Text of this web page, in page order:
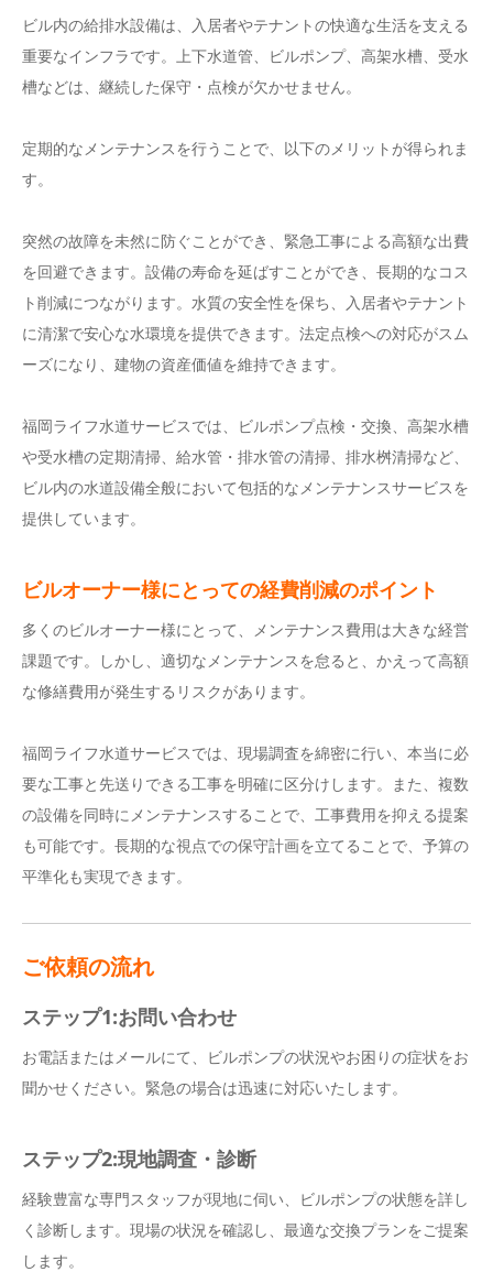
ビル内の給排水設備は、入居者やテナントの快適な生活を支える
重要なインフラです。上下水道管、ビルポンプ、高架水槽、受水
槽などは、継続した保守・点検が欠かせません。
定期的なメンテナンスを行うことで、以下のメリットが得られま
す。
突然の故障を未然に防ぐことができ、緊急工事による高額な出費
を回避できます。設備の寿命を延ばすことができ、長期的なコス
ト削減につながります。水質の安全性を保ち、入居者やテナント
に清潔で安心な水環境を提供できます。法定点検への対応がスム
ーズになり、建物の資産価値を維持できます。
福岡ライフ水道サービスでは、ビルポンプ点検・交換、高架水槽
や受水槽の定期清掃、給水管・排水管の清掃、排水桝清掃など、
ビル内の水道設備全般において包括的なメンテナンスサービスを
提供しています。
ビルオーナー様にとっての経費削減のポイント
多くのビルオーナー様にとって、メンテナンス費用は大きな経営
課題です。しかし、適切なメンテナンスを怠ると、かえって高額
な修繕費用が発生するリスクがあります。
福岡ライフ水道サービスでは、現場調査を綿密に行い、本当に必
要な工事と先送りできる工事を明確に区分けします。また、複数
の設備を同時にメンテナンスすることで、工事費用を抑える提案
も可能です。長期的な視点での保守計画を立てることで、予算の
平準化も実現できます。
ご依頼の流れ
ステップ1:お問い合わせ
お電話またはメールにて、ビルポンプの状況やお困りの症状をお
聞かせください。緊急の場合は迅速に対応いたします。
ステップ2:現地調査・診断
経験豊富な専門スタッフが現地に伺い、ビルポンプの状態を詳し
く診断します。現場の状況を確認し、最適な交換プランをご提案
します。